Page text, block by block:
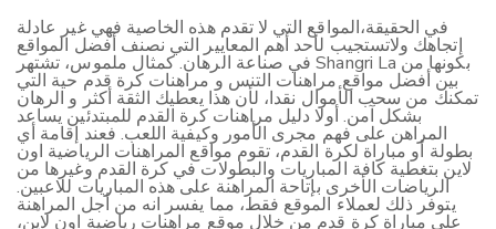
في الحقيقة،المواقع التي لا تقدم هذه الخاصية فهي غير عادلة
إتجاهك ولاتستجيب لأحد أهم المعايير التي نصنف أفضل المواقع
في صناعة الرهان. كمثال ملموس، تشتهر Shangri La بكونها من
بين أفضل مواقع مراهنات التنس و مراهنات كرة قدم حية التي
تمكنك من سحب الأموال نقدا، لأن هذا يعطيك الثقة أكثر و الرهان
بشكل آمن. أولا دليل مراهنات كرة القدم للمبتدئين يساعد
المراهن على فهم مجرى الأمور وكيفية اللعب. فعند إقامة أي
بطولة أو مباراة لكرة القدم، تقوم مواقع المراهنات الرياضية اون
لاين بتغطية كافة المباريات والبطولات في كرة القدم وغيرها من
الرياضات الأخرى بإتاحة المراهنة على هذه المباريات للاعبين.
يتوفر ذلك لعملاء الموقع فقط، مما يفسر انه من أجل المراهنة
على مباراة كرة قدم من خلال موقع مراهنات رياضية اون لاين،